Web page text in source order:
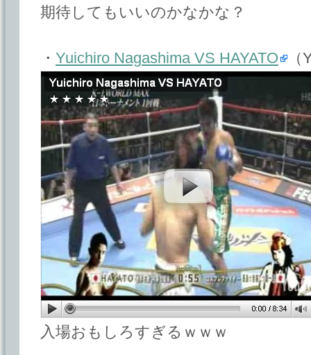
期待してもいいのかなかな？
・ Yuichiro Nagashima VS HAYATO
入場おもしろすぎるｗｗｗ